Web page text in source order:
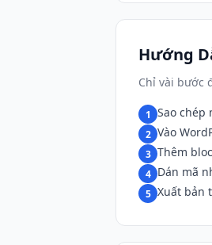
Hướng
Chỉ vài bước
1 Sao chép
2 Vào
3 Thêm
4 Dán mã
5 Xuất bản